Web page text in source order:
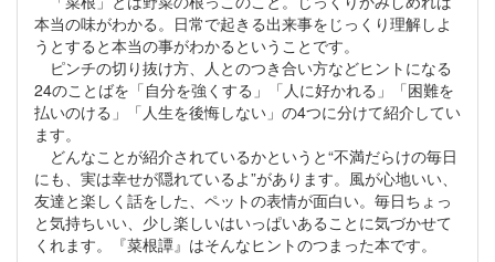
本当の味がわかる。日常で起きる出来事をじっくり理解しよ
うとすると本当の事がわかるということです。
ピンチの切り抜け方、人とのつき合い方などヒントになる
24のことばを「自分を強くする」「人に好かれる」「困難を
払いのける」「人生を後悔しない」の4つに分けて紹介してい
ます。
どんなことが紹介されているかというと“不満だらけの毎日
にも、実は幸せが隠れているよ”があります。風が心地いい、
友達と楽しく話をした、ペットの表情が面白い。毎日ちょっ
と気持ちいい、少し楽しいはいっぱいあることに気づかせて
くれます。『菜根譚』はそんなヒントのつまった本です。